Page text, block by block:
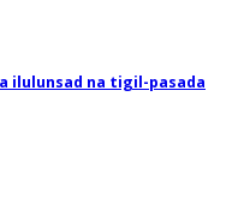
ilulunsad na tigil-pasada